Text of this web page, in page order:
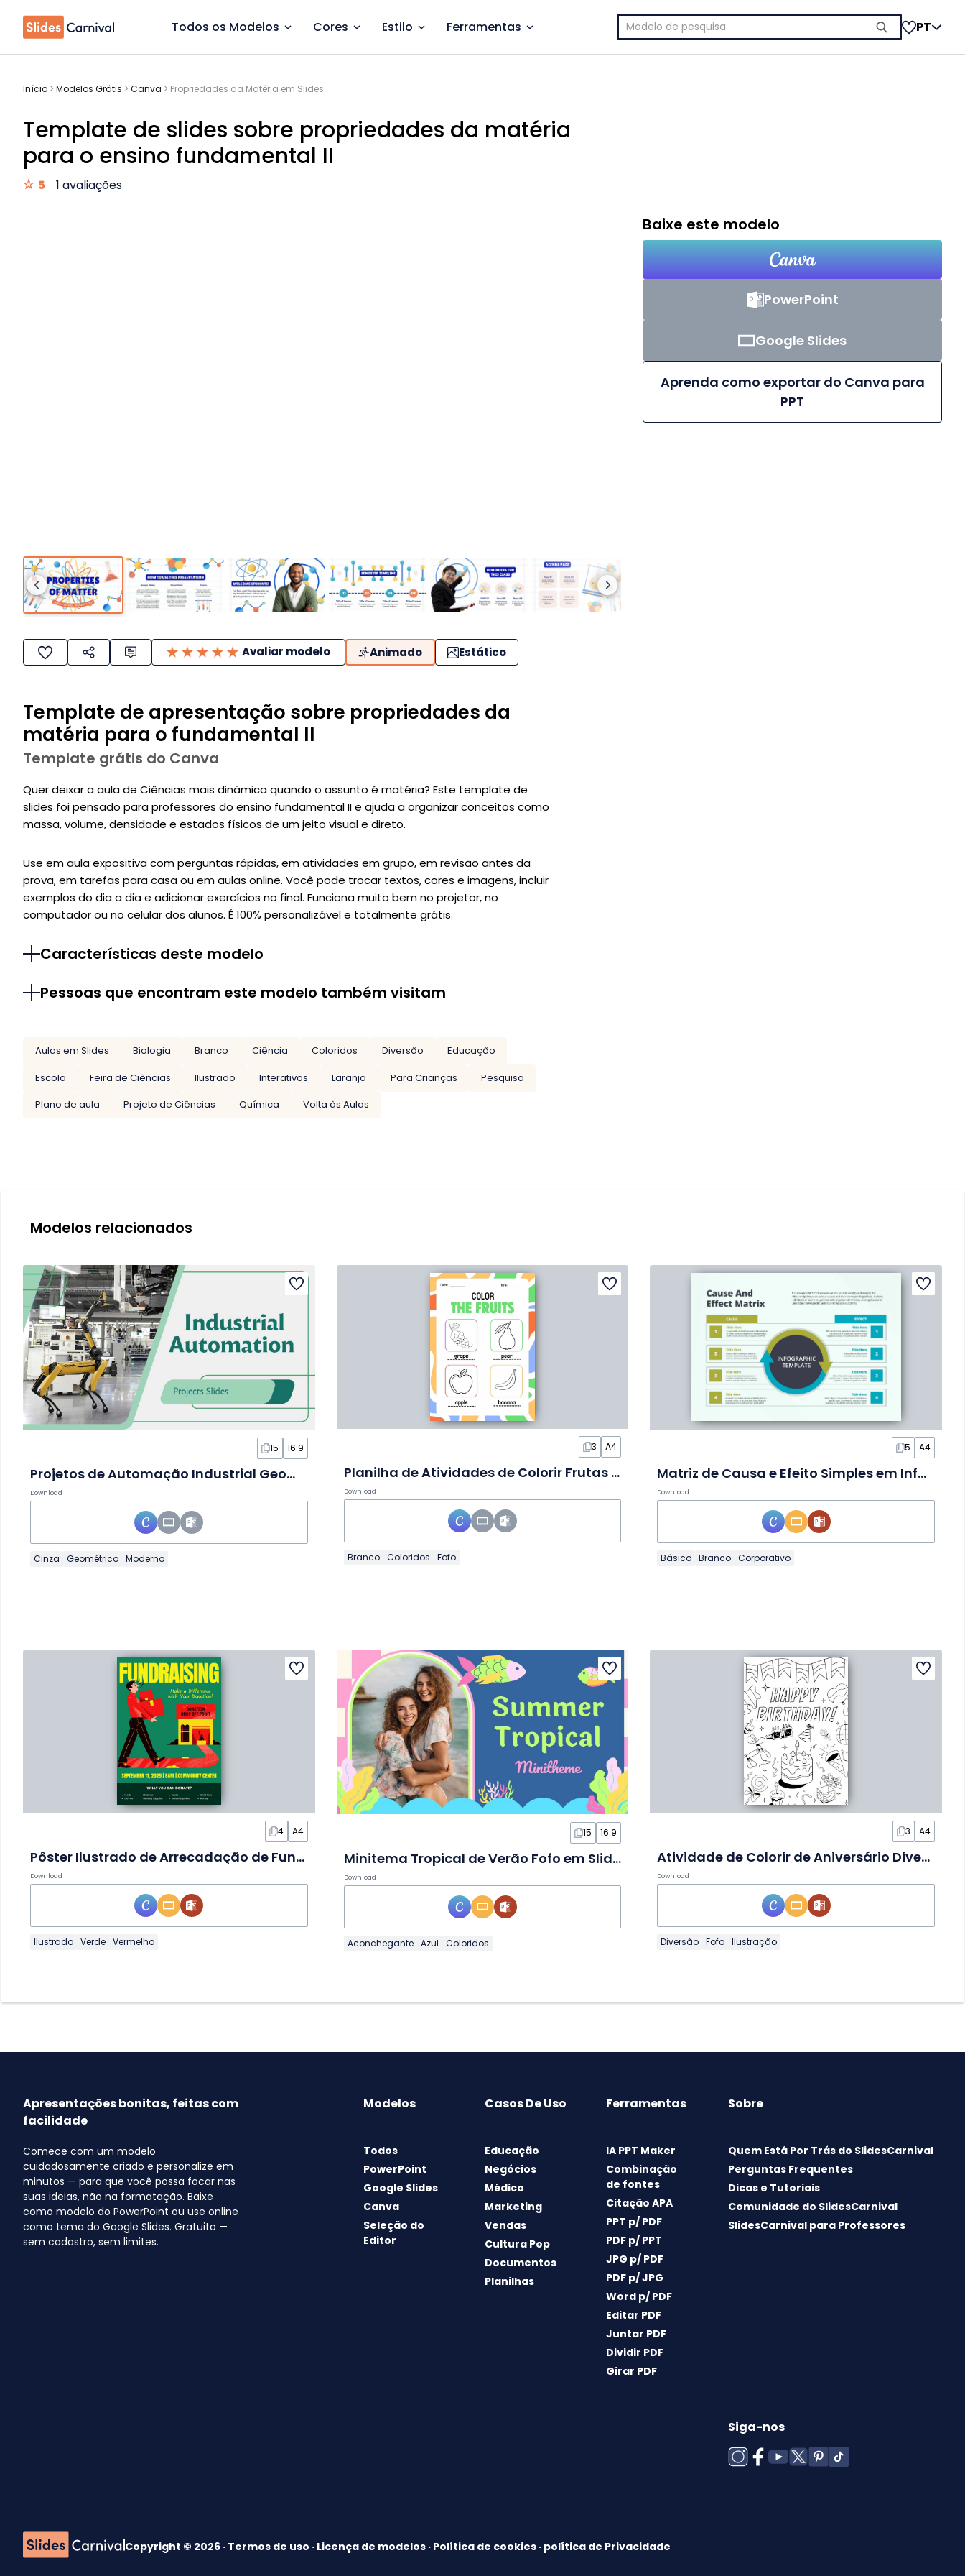
Todos os Modelos Cores Estilo Ferramentas
Pesquisar
por:
PT
Início > Modelos Grátis > Canva > Propriedades da Matéria em Slides
Template de slides sobre propriedades da matéria
para o ensino fundamental II
5 1 avaliações
Avaliar modelo Animado Estático
Template de apresentação sobre propriedades da
matéria para o fundamental II
Template grátis do Canva
Quer deixar a aula de Ciências mais dinâmica quando o assunto é matéria? Este template de
slides foi pensado para professores do ensino fundamental II e ajuda a organizar conceitos como
massa, volume, densidade e estados físicos de um jeito visual e direto.
Use em aula expositiva com perguntas rápidas, em atividades em grupo, em revisão antes da
prova, em tarefas para casa ou em aulas online. Você pode trocar textos, cores e imagens, incluir
exemplos do dia a dia e adicionar exercícios no final. Funciona muito bem no projetor, no
computador ou no celular dos alunos. É 100% personalizável e totalmente grátis.
Características deste modelo
Pessoas que encontram este modelo também visitam
Aulas em Slides Biologia Branco Ciência Coloridos Diversão
Educação
Escola
Feira de Ciências Ilustrado Interativos Laranja Para Crianças
Pesquisa
Plano de aula
Projeto de Ciências Química Volta às Aulas
Baixe este modelo
PowerPoint
Google Slides
Aprenda como exportar do Canva para
PPT
Modelos relacionados
15 16:9
Projetos de Automação Industrial Geométricos em Slides
Download
Cinza Geométrico Moderno
3 A4
Planilha de Atividades de Colorir Frutas Fofas
Download
Branco Coloridos Fofo
5 A4
Matriz de Causa e Efeito Simples em Infográfico
Download
Básico Branco Corporativo
4 A4
Pôster Ilustrado de Arrecadação de Fundos
Download
Ilustrado Verde Vermelho
15 16:9
Minitema Tropical de Verão Fofo em Slides
Download
Aconchegante Azul Coloridos
3 A4
Atividade de Colorir de Aniversário Divertida em Slides
Download
Diversão Fofo Ilustração
Apresentações bonitas, feitas com
facilidade
Comece com um modelo
cuidadosamente criado e personalize em
minutos — para que você possa focar nas
suas ideias, não na formatação. Baixe
como modelo do PowerPoint ou use online
como tema do Google Slides. Gratuito —
sem cadastro, sem limites.
Modelos
Todos
PowerPoint
Google Slides
Canva
Seleção do
Editor
Casos De Uso
Educação
Negócios
Médico
Marketing
Vendas
Cultura Pop
Documentos
Planilhas
Ferramentas
IA PPT Maker
Combinação
de fontes
Citação APA
PPT p/ PDF
PDF p/ PPT
JPG p/ PDF
PDF p/ JPG
Word p/ PDF
Editar PDF
Juntar PDF
Dividir PDF
Girar PDF
Sobre
Quem Está Por Trás do SlidesCarnival
Perguntas Frequentes
Dicas e Tutoriais
Comunidade do SlidesCarnival
SlidesCarnival para Professores
Siga-nos
Copyright © 2026 · Termos de uso · Licença de modelos · Política de cookies · política de Privacidade